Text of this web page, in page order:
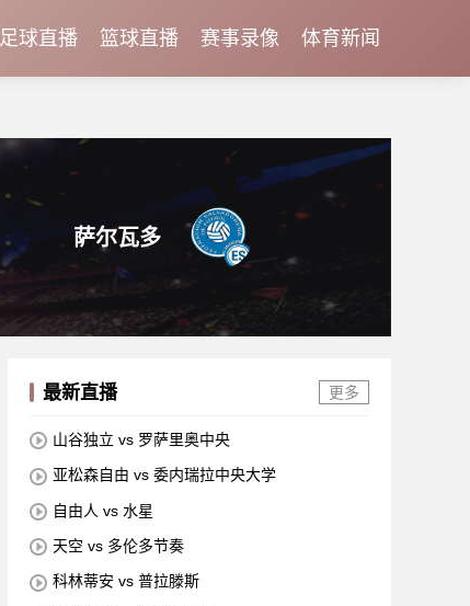
足球直播 篮球直播 赛事录像 体育新闻
萨尔瓦多
最新直播 更多
山谷独立 vs 罗萨里奥中央
亚松森自由 vs 委内瑞拉中央大学
自由人 vs 水星
天空 vs 多伦多节奏
科林蒂安 vs 普拉滕斯